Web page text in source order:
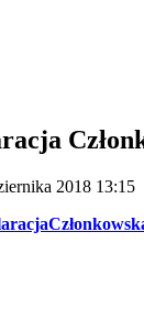
2018 13:15